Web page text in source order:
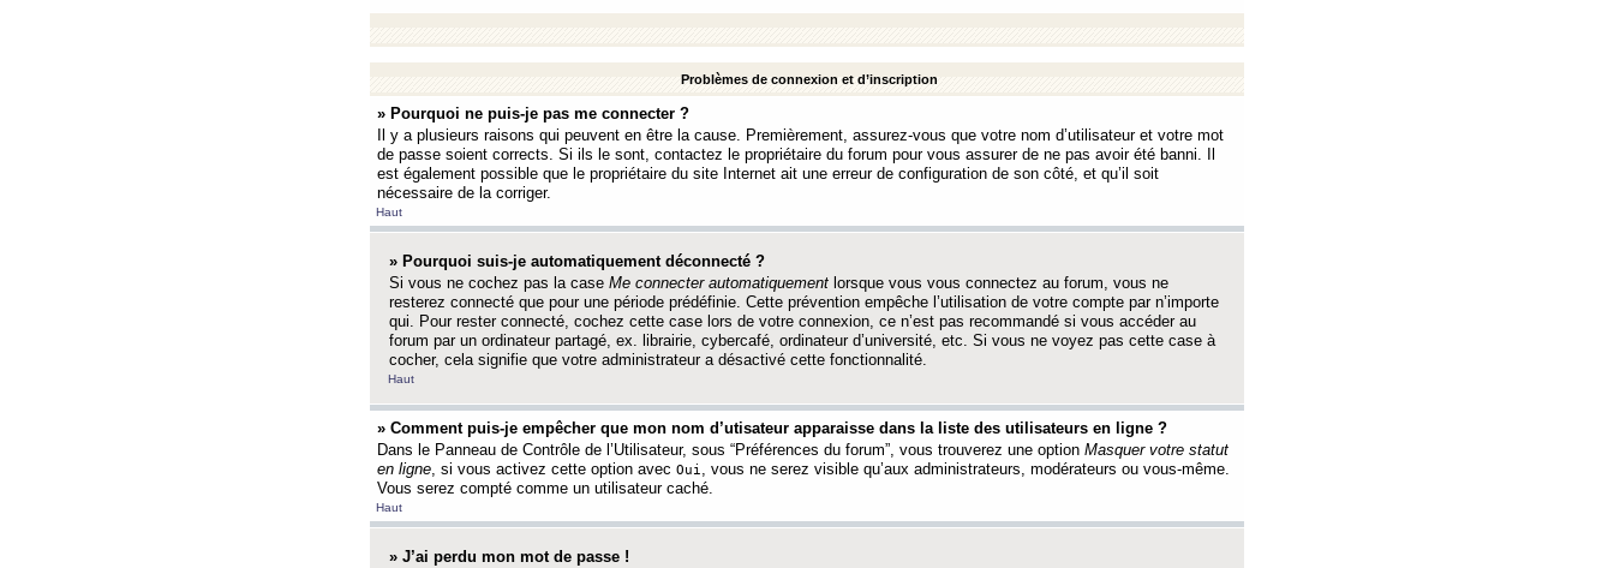
Problèmes de connexion et d’inscription
» Pourquoi ne puis-je pas me connecter ?
Il y a plusieurs raisons qui peuvent en être la cause. Premièrement, assurez-vous que votre nom d’utilisateur et votre mot
de passe soient corrects. Si ils le sont, contactez le propriétaire du forum pour vous assurer de ne pas avoir été banni. Il
est également possible que le propriétaire du site Internet ait une erreur de configuration de son côté, et qu’il soit
nécessaire de la corriger.
Haut
» Pourquoi suis-je automatiquement déconnecté ?
Si vous ne cochez pas la case Me connecter automatiquement lorsque vous vous connectez au forum, vous ne
resterez connecté que pour une période prédéfinie. Cette prévention empêche l’utilisation de votre compte par n’importe
qui. Pour rester connecté, cochez cette case lors de votre connexion, ce n’est pas recommandé si vous accéder au
forum par un ordinateur partagé, ex. librairie, cybercafé, ordinateur d’université, etc. Si vous ne voyez pas cette case à
cocher, cela signifie que votre administrateur a désactivé cette fonctionnalité.
Haut
» Comment puis-je empêcher que mon nom d’utisateur apparaisse dans la liste des utilisateurs en ligne ?
Dans le Panneau de Contrôle de l’Utilisateur, sous “Préférences du forum”, vous trouverez une option Masquer votre statut
en ligne, si vous activez cette option avec Oui , vous ne serez visible qu’aux administrateurs, modérateurs ou vous-même.
Vous serez compté comme un utilisateur caché.
Haut
» J’ai perdu mon mot de passe !